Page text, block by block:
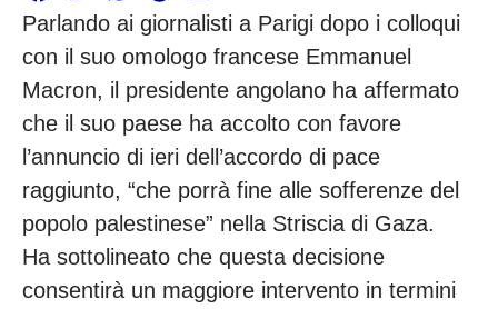
Parlando ai giornalisti a Parigi dopo i colloqui
con il suo omologo francese Emmanuel
Macron, il presidente angolano ha affermato
che il suo paese ha accolto con favore
l’annuncio di ieri dell’accordo di pace
raggiunto, “che porrà fine alle sofferenze del
popolo palestinese” nella Striscia di Gaza.
Ha sottolineato che questa decisione
consentirà un maggiore intervento in termini